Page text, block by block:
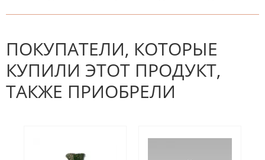
К настоящему времени нет
отзыв.
ПОКУПАТЕЛИ, КОТОРЫЕ
КУПИЛИ ЭТОТ ПРОДУКТ,
ТАКЖЕ ПРИОБРЕЛИ